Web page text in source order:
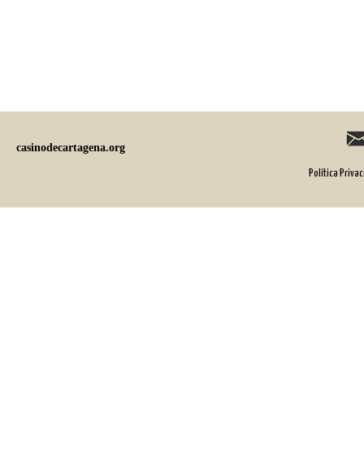
casinodecartagena.org
Política